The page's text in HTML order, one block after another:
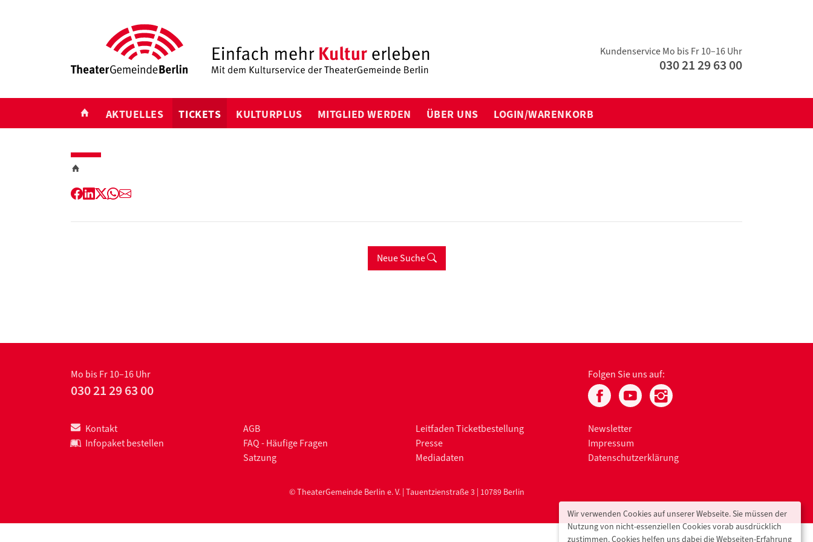
Kundenservice Mo bis Fr 10–16 Uhr
030 21 29 63 00
START
AKTUELLES TICKETS KULTURPLUS MITGLIED WERDEN ÜBER UNS LOGIN/WARENKORB
Facebook
LinkedIn
Twitter
WhatsApp
E-
Neue Suche
Mo bis Fr 10–16 Uhr
030 21 29 63 00
Folgen Sie uns auf:
Kontakt
Infopaket bestellen
AGB
FAQ - Häufige Fragen
Satzung
Leitfaden Ticketbestellung
Presse
Mediadaten
Newsletter
Impressum
Datenschutzerklärung
© TheaterGemeinde Berlin e. V. | Tauentzienstraße 3 | 10789 Berlin
Wir verwenden Cookies auf unserer Webseite. Sie müssen der
Nutzung von nicht-essenziellen Cookies vorab ausdrücklich
zustimmen. Cookies helfen uns dabei die Webseiten-Erfahrung